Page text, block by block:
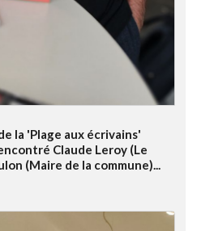
la 'Plage aux écrivains'
Claude Leroy (Le
(Maire de la commune)...